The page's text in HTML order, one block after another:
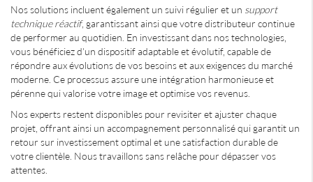
Nos solutions incluent également un suivi régulier et un support
technique réactif, garantissant ainsi que votre distributeur continue
de performer au quotidien. En investissant dans nos technologies,
vous bénéficiez d'un dispositif adaptable et évolutif, capable de
répondre aux évolutions de vos besoins et aux exigences du marché
moderne. Ce processus assure une intégration harmonieuse et
pérenne qui valorise votre image et optimise vos revenus.
Nos experts restent disponibles pour revisiter et ajuster chaque
projet, offrant ainsi un accompagnement personnalisé qui garantit un
retour sur investissement optimal et une satisfaction durable de
votre clientèle. Nous travaillons sans relâche pour dépasser vos
attentes.